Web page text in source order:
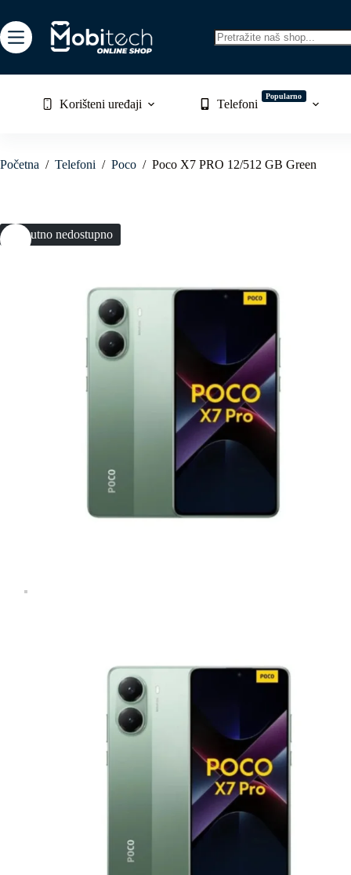
to
content
Korišteni uređaji Telefoni
Popularno
Početna / Telefoni / Poco / Poco X7 PRO 12/512 GB Green
Trenutno nedostupno